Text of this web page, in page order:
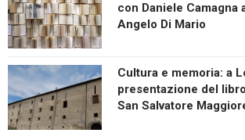
con Daniele Camagna
Angelo Di Mario
Cultura e memoria: a
presentazione del
San Salvatore